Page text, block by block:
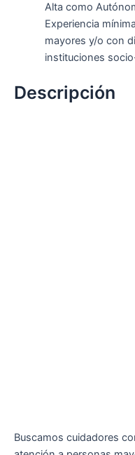
Alta como
Experiencia
mayores y/o con
instituciones
Descripción
Buscamos cuidadores